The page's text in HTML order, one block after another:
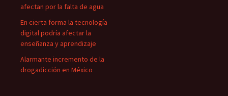
afectan por la falta de agua
En cierta forma la tecnología
digital podría afectar la
enseñanza y aprendizaje
Alarmante incremento de la
drogadicción en México